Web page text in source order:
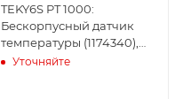
TEKY6S PT 1000:
Бескорпусный датчик
температуры (1174340),
Produal
Уточняйте